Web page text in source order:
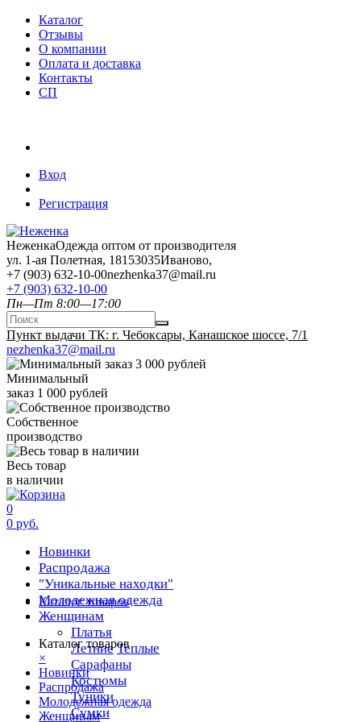
Каталог
Отзывы
О компании
Оплата и доставка
Контакты
СП
Вход
Регистрация
НеженкаОдежда оптом от производителя
ул. 1-ая Полетная, 18153035Иваново,
+7 (903) 632-10-00nezhenka37@mail.ru
+7 (903) 632-10-00
Пн—Пт 8:00—17:00
Пункт выдачи ТК: г. Чебоксары, Канашское шоссе, 7/1
nezhenka37@mail.ru
Минимальный
заказ 1 000 рублей
Собственное
производство
Весь товар
в наличии
0
0 руб.
Новинки
Распродажа
"Уникальные находки"
Молодежная одежда
Женщинам
Платья
Летние Теплые
Сарафаны
Костюмы
Туники
Сумки
Каталог товаров
Каталог товаров
×
Новинки
Распродажа
Молодежная одежда
Женщинам